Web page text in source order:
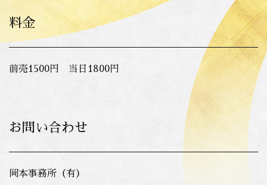
料金
前売1500円 当日1800円
お問い合わせ
岡本事務所（有）